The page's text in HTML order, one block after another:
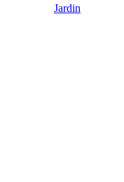
Jardin